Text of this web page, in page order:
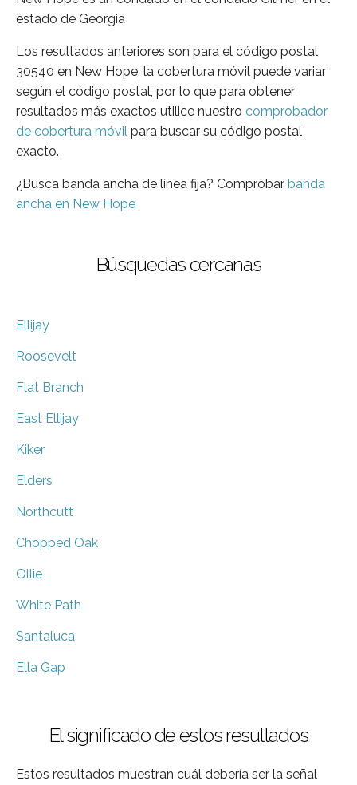
estado de Georgia
Los resultados anteriores son para el código postal
30540 en New Hope, la cobertura móvil puede variar
según el código postal, por lo que para obtener
resultados más exactos utilice nuestro comprobador
de cobertura móvil para buscar su código postal
exacto.
¿Busca banda ancha de línea fija? Comprobar banda
ancha en New Hope
Búsquedas cercanas
Ellijay
Roosevelt
Flat Branch
East Ellijay
Kiker
Elders
Northcutt
Chopped Oak
Ollie
White Path
Santaluca
Ella Gap
El significado de estos resultados
Estos resultados muestran cuál debería ser la señal